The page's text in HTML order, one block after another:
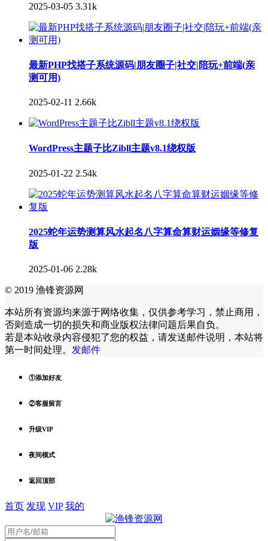
2025-03-05 3.31k
最新PHP找搭子系统源码|朋友圈子|社交|陪玩+前端(亲
测可用)
2025-02-11 2.66k
WordPress主题子比Zibll主题v8.1绕权版
2025-01-22 2.54k
2025蛇年运势测算风水起名八字算命算财运姻缘等修复
版
2025-01-06 2.28k
© 2019 渔锋资源网
本站所有资源均来源于网络收集，仅供参考学习，禁止商用，
否则造成一切的损失和商业版权法律问题后果自负。
若是本站收录内容侵犯了您的权益，请发送邮件说明，本站将
第一时间处理。 发邮件
①添加好友
②客服留言
升级VIP
夜间模式
返回顶部
首页 发现 VIP 我的